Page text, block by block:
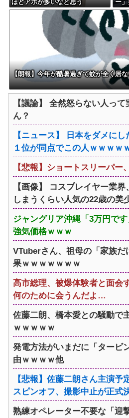
ほどアホが多いなと思う
ー
子
整備
【朗報】今年が酷暑過ぎて蚊が全く居
【議論】 全然怒らない人っ
ん？
【ニュース】 日本をダメに
１位が同点でこの人ｗｗｗｗ
【悲報】ショートスリーパー
【画像】 コスプレイヤー業
しまうくらい人気の22歳の美
ジャングリア沖縄「3万円で
強気価格ｗｗｗ
VTuberさん、祖母の「家族
果ｗｗｗｗｗｗｗ
高市総理、被爆体験者と面会
何のために会うんだよ…
佐藤二朗、橋本愛との騒動で
ｗｗｗｗｗ
発電方法がいまだに「タービ
由ｗｗｗｗ他
【悲報】佐藤二朗さん主演予
スピンオフ、撮影中止が正式
熟練オペレーター不要な「迎